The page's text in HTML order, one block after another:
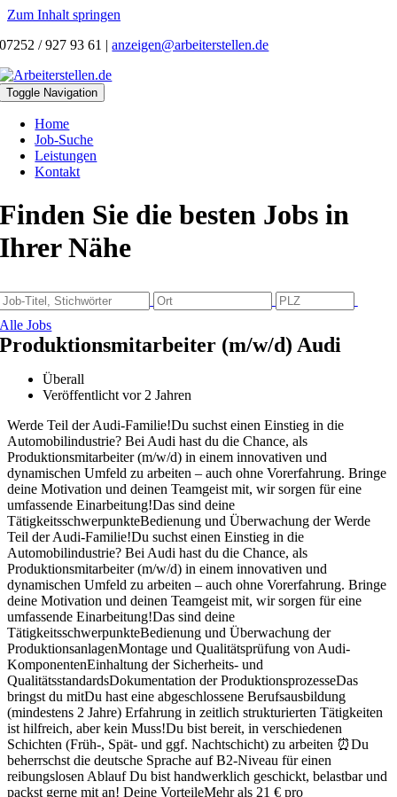
Zum Inhalt springen
07252 / 927 93 61 |anzeigen@arbeiterstellen.de
Toggle Navigation
Home
Job-Suche
Leistungen
Kontakt
Finden Sie die besten Jobs in
Ihrer Nähe
Alle Jobs
Produktionsmitarbeiter (m/w/d) Audi
Überall
Veröffentlicht vor 2 Jahren
Werde Teil der Audi-Familie!Du suchst einen Einstieg in die
Automobilindustrie? Bei Audi hast du die Chance, als
Produktionsmitarbeiter (m/w/d) in einem innovativen und
dynamischen Umfeld zu arbeiten – auch ohne Vorerfahrung. Bringe
deine Motivation und deinen Teamgeist mit, wir sorgen für eine
umfassende Einarbeitung!Das sind deine
TätigkeitsschwerpunkteBedienung und Überwachung der Werde
Teil der Audi-Familie!Du suchst einen Einstieg in die
Automobilindustrie? Bei Audi hast du die Chance, als
Produktionsmitarbeiter (m/w/d) in einem innovativen und
dynamischen Umfeld zu arbeiten – auch ohne Vorerfahrung. Bringe
deine Motivation und deinen Teamgeist mit, wir sorgen für eine
umfassende Einarbeitung!Das sind deine
TätigkeitsschwerpunkteBedienung und Überwachung der
ProduktionsanlagenMontage und Qualitätsprüfung von Audi-
KomponentenEinhaltung der Sicherheits- und
QualitätsstandardsDokumentation der ProduktionsprozesseDas
bringst du mitDu hast eine abgeschlossene Berufsausbildung
(mindestens 2 Jahre) Erfahrung in zeitlich strukturierten Tätigkeiten
ist hilfreich, aber kein Muss!Du bist bereit, in verschiedenen
Schichten (Früh-, Spät- und ggf. Nachtschicht) zu arbeiten ⏰Du
beherrschst die deutsche Sprache auf B2-Niveau für einen
reibungslosen Ablauf Du bist handwerklich geschickt, belastbar und
packst gerne mit an! Deine VorteileMehr als 21 € pro